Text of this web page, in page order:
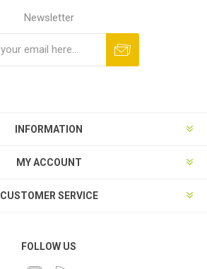
Newsletter
INFORMATION
MY ACCOUNT
CUSTOMER SERVICE
FOLLOW US